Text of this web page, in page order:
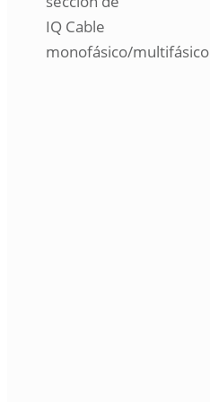
IQ Cable
monofásico/multifásico